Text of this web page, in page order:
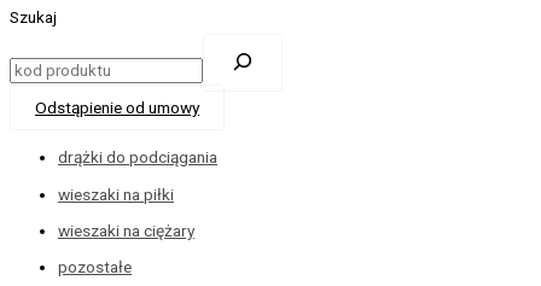
Szukaj
Odstąpienie od umowy
drążki do podciągania
wieszaki na piłki
wieszaki na ciężary
pozostałe